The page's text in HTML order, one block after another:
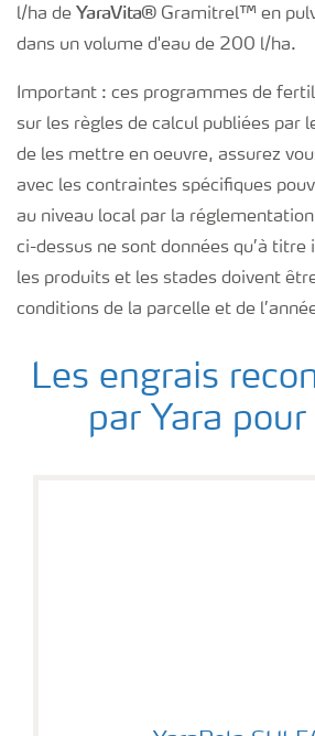
l/ha de YaraVita® Gramitrel™ en
dans un volume d'eau de 200 l/ha.
Important : ces programmes de
sur les règles de calcul publiées par
de les mettre en oeuvre, assurez
avec les contraintes spécifiques
au niveau local par la
ci-dessus ne sont données qu’à titre
les produits et les stades doivent
conditions de la parcelle et de
Les engrais
par Yara